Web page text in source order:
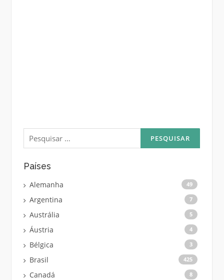
Pesquisar
por:
Países
Alemanha 49
Argentina 7
Austrália 5
Áustria 4
Bélgica 3
Brasil 425
Canadá 8